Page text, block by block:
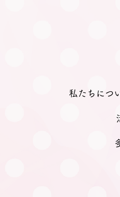
私たちにつ